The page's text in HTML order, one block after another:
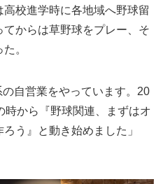
校進学時に各地域へ野球留
からは草野球をプレー、そ
。
の自営業をやっています。20
時から『野球関連、まずはオ
う』と動き始めました」